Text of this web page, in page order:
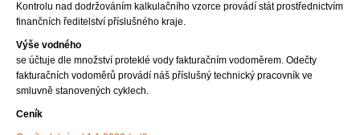
Kontrolu nad dodržováním kalkulačního vzorce provádí stát prostřednictvím
finančních ředitelství příslušného kraje.
Výše vodného
se účtuje dle množství proteklé vody fakturačním vodoměrem. Odečty
fakturačních vodoměrů provádí náš příslušný technický pracovník ve
smluvně stanovených cyklech.
Ceník